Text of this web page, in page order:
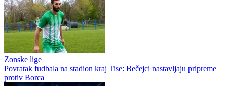
Zonske lige
Povratak fudbala na stadion kraj Tise: Bečejci nastavljaju pripreme
protiv Borca